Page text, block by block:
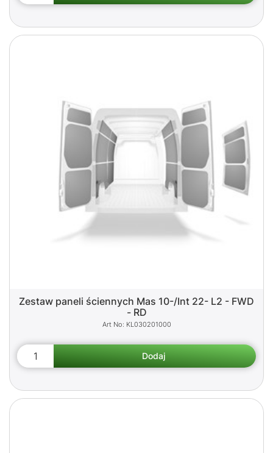
Zestaw paneli ściennych Mas 10-/Int 22- L2 - FWD
- RD
KL030201000